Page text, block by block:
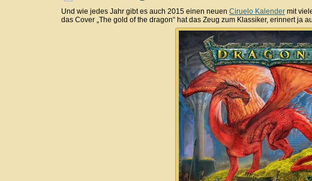
Und wie jedes Jahr gibt es auch 2015 einen neuen Ciruelo Kalender mit
das Cover „The gold of the dragon“ hat das Zeug zum Klassiker, erinnert ja